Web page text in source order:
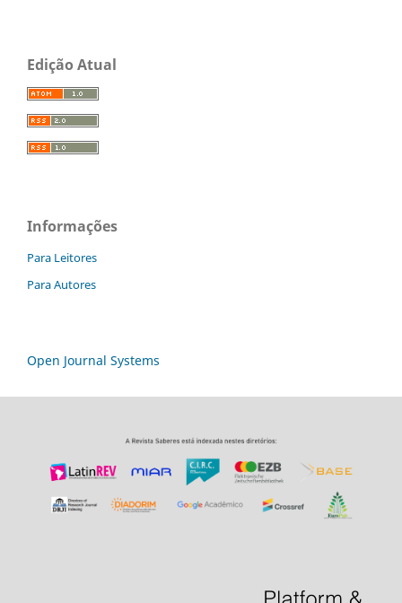
Edição Atual
Informações
Para Leitores
Para Autores
Open Journal Systems